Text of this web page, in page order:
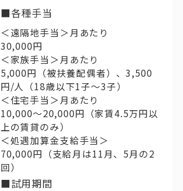
■各種手当
＜遠隔地手当＞月あたり
30,000円
＜家族手当＞月あたり
5,000円（被扶養配偶者）、3,500
円/人（18歳以下1子〜3子）
＜住宅手当＞月あたり
10,000～20,000円（家賃4.5万円以
上の賃貸のみ）
＜処遇加算金支給手当＞
70,000円（支給月は11月、5月の2
回）
■試用期間